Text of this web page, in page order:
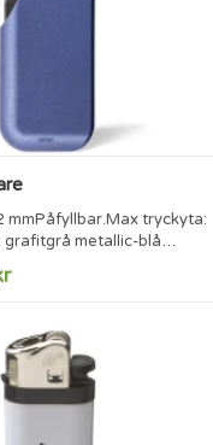
mmPåfyllbar.Max tryckyta:
grafitgrå metallic-blå